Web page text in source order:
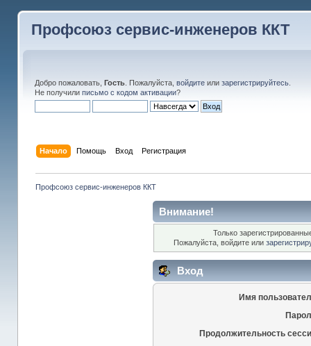
Профсоюз сервис-инженеров ККТ
Добро пожаловать, Гость. Пожалуйста, войдитеили зарегистрируйтесь.
Не получили письмо с кодом активации?
Начало Помощь Вход Регистрация
Профсоюз сервис-инженеров ККТ
Внимание!
Только
Пожалуйста, войдите или
Вход
Имя
Продолжительность